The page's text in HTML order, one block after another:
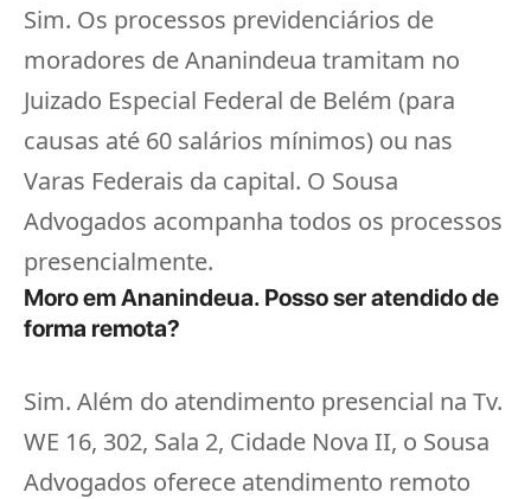
Sim. Os processos previdenciários de
moradores de Ananindeua tramitam no
Juizado Especial Federal de Belém (para
causas até 60 salários mínimos) ou nas
Varas Federais da capital. O Sousa
Advogados acompanha todos os processos
presencialmente.
Moro em Ananindeua. Posso ser atendido de
forma remota?
Sim. Além do atendimento presencial na Tv.
WE 16, 302, Sala 2, Cidade Nova II, o Sousa
Advogados oferece atendimento remoto